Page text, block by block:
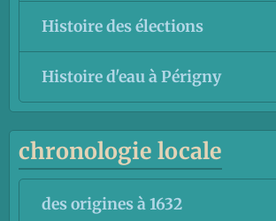
Histoire des élections
Histoire d'eau à Périgny
chronologie locale
des origines à 1632